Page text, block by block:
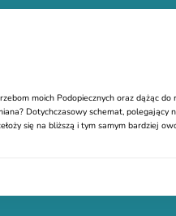
moich Podopiecznych oraz dążąc do
Dotychczasowy schemat, polegający
się na bliższą i tym samym bardziej